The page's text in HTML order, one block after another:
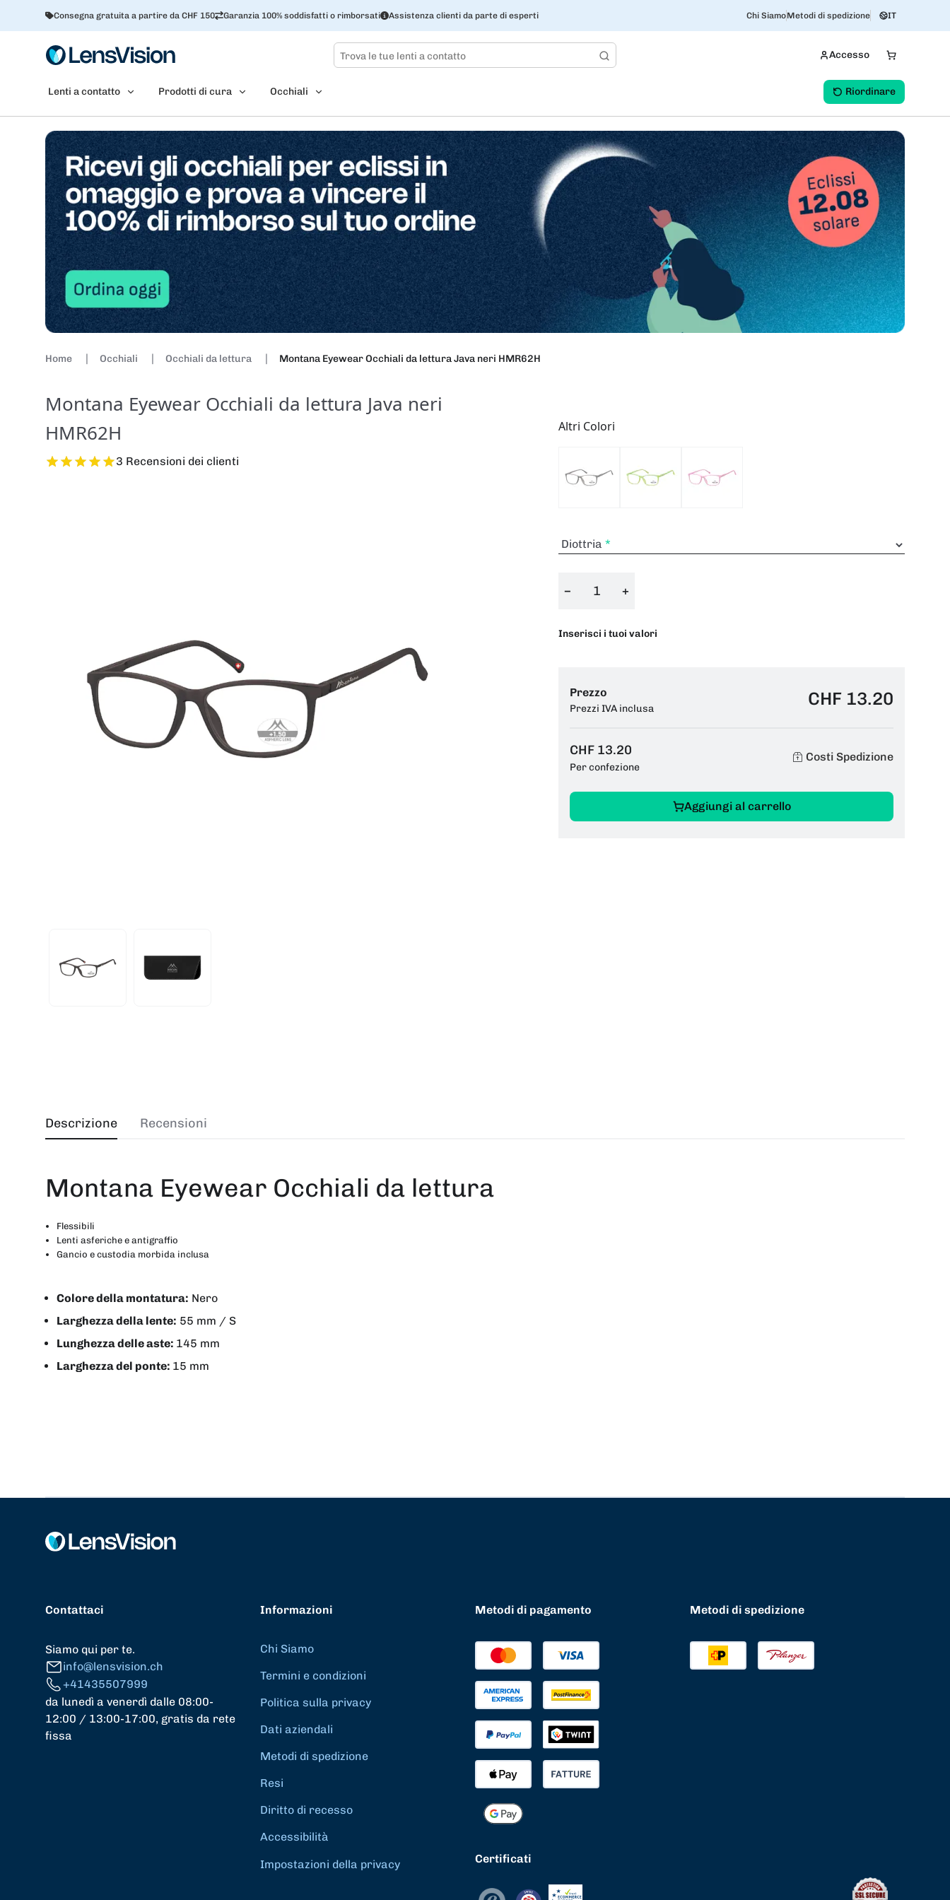
Consegna gratuita a partire da CHF 150 Garanzia 100% soddisfatti o rimborsati Assistenza clienti da parte di esperti Chi SiamoMetodi di spedizione IT
Accesso
Lenti a contatto Prodotti di cura Occhiali Riordinare
Home Occhiali Occhiali da lettura Montana Eyewear Occhiali da lettura Java neri HMR62H
Montana Eyewear Occhiali da lettura Java neri
HMR62H
3 Recensioni dei clienti
Altri Colori
Diottria
− +
Inserisci i tuoi valori
Prezzo
Prezzi IVA inclusa CHF 13.20
CHF 13.20
Per confezione
Costi Spedizione
Aggiungi al carrello
Descrizione
Montana Eyewear Occhiali da lettura
Flessibili
Lenti asferiche e antigraffio
Gancio e custodia morbida inclusa
Colore della montatura: Nero
Larghezza della lente: 55 mm / S
Lunghezza delle aste: 145 mm
Larghezza del ponte: 15 mm
Recensioni
Contattaci
Siamo qui per te.
info@lensvision.ch
+41435507999
da lunedì a venerdì dalle 08:00-
12:00 / 13:00-17:00, gratis da rete
fissa
Informazioni
Chi Siamo
Termini e condizioni
Politica sulla privacy
Dati aziendali
Metodi di spedizione
Resi
Diritto di recesso
Accessibilità
Impostazioni della privacy
Metodi di pagamento
Certificati
Metodi di spedizione